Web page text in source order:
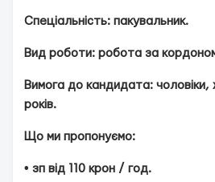
Спеціальність: пакувальник.
Вид роботи: робота за
Вимога до кандидата: чоловіки,
років.
Що ми пропонуємо:
• зп від 110 крон / год.